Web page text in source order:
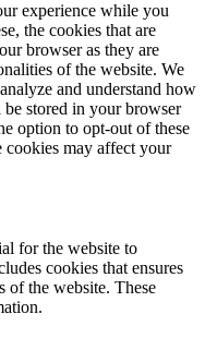
experience while you
the cookies that are
browser as they are
of the website. We
and understand how
stored in your browser
option to opt-out of these
cookies may affect your
for the website to
cookies that ensures
of the website. These